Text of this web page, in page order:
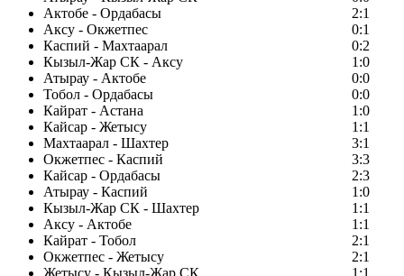
Актобе - Ордабасы
2:1
Аксу - Окжетпес
0:1
Каспий - Махтаарал
0:2
Кызыл-Жар СК - Аксу
1:0
Атырау - Актобе
0:0
Тобол - Ордабасы
0:0
Кайрат - Астана
1:0
Кайсар - Жетысу
1:1
Махтаарал - Шахтер
3:1
Окжетпес - Каспий
3:3
Кайсар - Ордабасы
2:3
Атырау - Каспий
1:0
Кызыл-Жар СК - Шахтер
1:1
Аксу - Актобе
1:1
Кайрат - Тобол
2:1
Окжетпес - Жетысу
2:1